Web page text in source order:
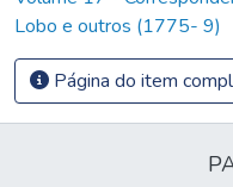
Lobo e outros (1775- 9)
Página do item